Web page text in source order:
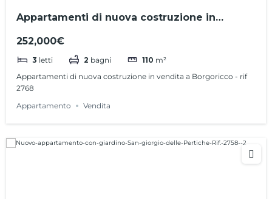
Appartamenti di nuova costruzione in
252,000€
3 letti 2 bagni 110 m²
Appartamenti di nuova costruzione in vendita a Borgoricco - rif
2768
Appartamento
Vendita